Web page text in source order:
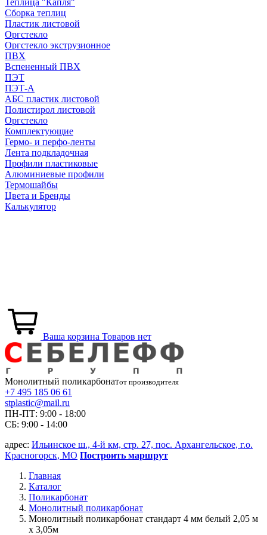
Теплица "Капля"
Сборка теплиц
Пластик листовой
Оргстекло
Оргстекло экструзионное
ПВХ
Вспененный ПВХ
ПЭТ
ПЭТ-А
АБС пластик листовой
Полистирол листовой
Оргстекло
Комплектующие
Гермо- и перфо-ленты
Лента подкладочная
Профили пластиковые
Алюминиевые профили
Термошайбы
Цвета и Бренды
Калькулятор
Ваша корзина Товаров нет
Монолитный поликарбонатот производителя
+7 495 185 06 61
stplastic@mail.ru
ПН-ПТ: 9:00 - 18:00
СБ: 9:00 - 14:00
адрес: Ильинское ш., 4-й км, стр. 27, пос. Архангельское, г.о.
Красногорск, МО Построить маршрут
Главная
Каталог
Поликарбонат
Монолитный поликарбонат
Монолитный поликарбонат стандарт 4 мм белый 2,05 м
x 3,05м